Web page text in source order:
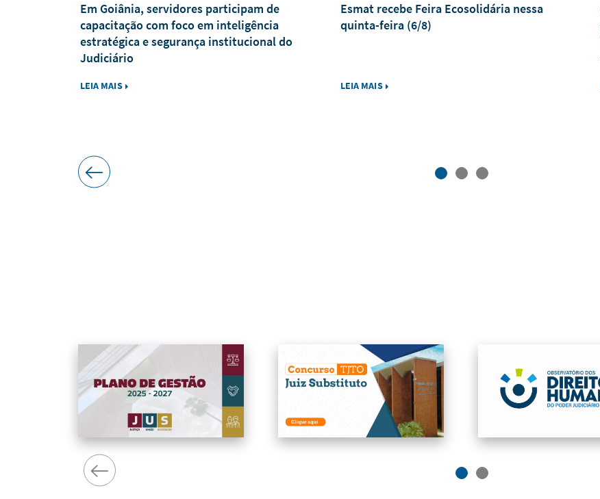
Em Goiânia, servidores participam de
capacitação com foco em inteligência
estratégica e segurança institucional do
Judiciário
LEIA MAIS
Esmat recebe Feira Ecosolidária nessa
quinta-feira (6/8)
LEIA MAIS